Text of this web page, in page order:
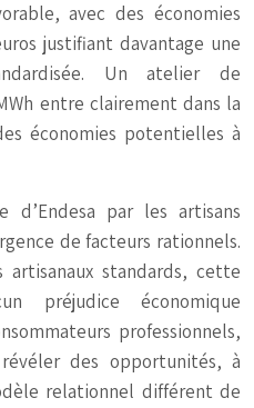
avec des économies
justifiant davantage une
Un atelier de
entre clairement dans la
économies potentielles à
d’Endesa par les artisans
de facteurs rationnels.
standards, cette
préjudice économique
professionnels,
des opportunités, à
relationnel différent de